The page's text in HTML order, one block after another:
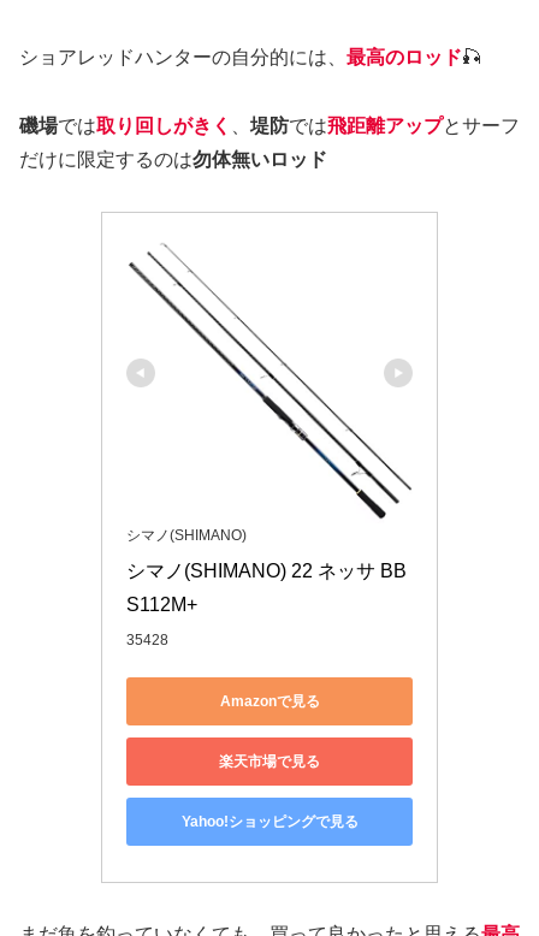
ショアレッドハンターの自分的には、 最高のロッド🎣
磯場では取り回しがきく 堤防では飛距離アップとサーフ
だけに限定するのは勿体無いロッド
シマノ(SHIMANO)
シマノ(SHIMANO) 22 ネッサ BB
S112M+
35428
Amazonで見る
楽天市場で見る
Yahoo!ショッピングで見る